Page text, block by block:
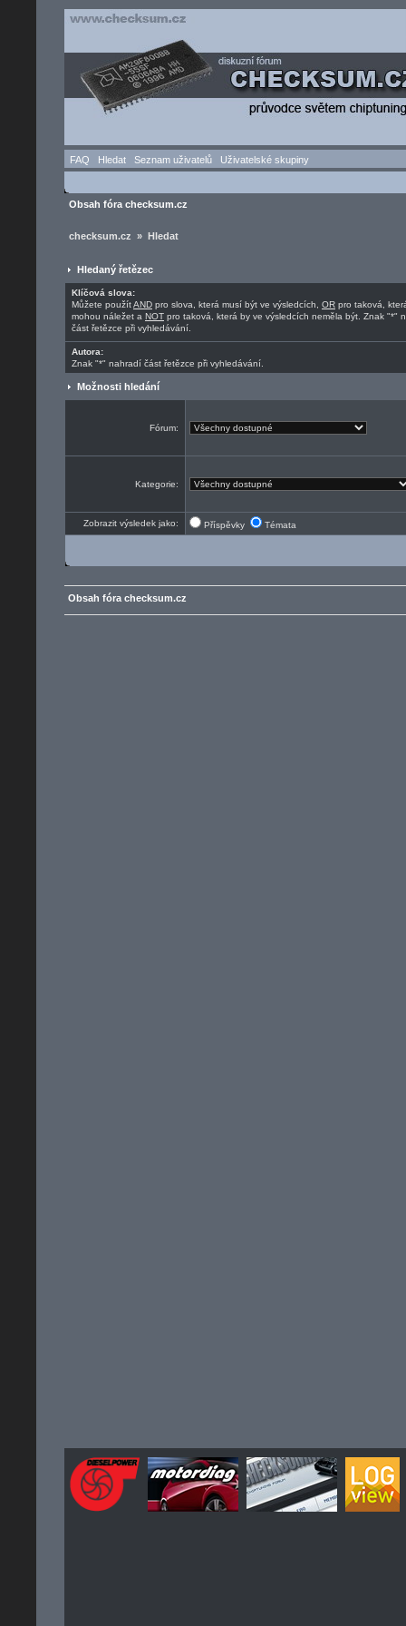
FAQ Hledat Seznam uživatelů Uživatelské skupiny
Obsah fóra checksum.cz
checksum.cz » Hledat
Hledaný řetězec
Klíčová slova:
Můžete použítAND pro slova, která musí být ve výsledcích, OR pro taková,
mohou náležet a NOT pro taková, která by ve výsledcích neměla být. Znak "*"
část řetězce při vyhledávání.
Autora:
Znak "*" nahradí část řetězce při vyhledávání.
Možnosti hledání
Fórum:
Kategorie:
Zobrazit výsledek jako: Příspěvky Témata
Obsah fóra checksum.cz